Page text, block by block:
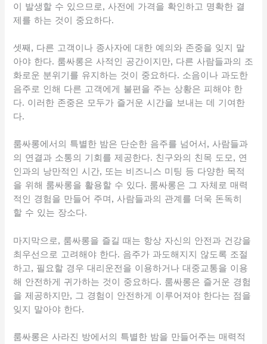
이 발생할 수 있으므로, 사전에 가격을 확인하고 명확한 결
제를 하는 것이 중요하다.
셋째, 다른 고객이나 종사자에 대한 예의와 존중을 잊지 말
아야 한다. 룸싸롱은 사적인 공간이지만, 다른 사람들과의 조
화로운 분위기를 유지하는 것이 중요하다. 소음이나 과도한
음주로 인해 다른 고객에게 불편을 주는 상황은 피해야 한
다. 이러한 존중은 모두가 즐거운 시간을 보내는 데 기여한
다.
룸싸롱에서의 특별한 밤은 단순한 음주를 넘어서, 사람들과
의 연결과 소통의 기회를 제공한다. 친구와의 친목 도모, 연
인과의 낭만적인 시간, 또는 비즈니스 미팅 등 다양한 목적
을 위해 룸싸롱을 활용할 수 있다. 룸싸롱은 그 자체로 매력
적인 경험을 만들어 주며, 사람들과의 관계를 더욱 돈독히
할 수 있는 장소다.
마지막으로, 룸싸롱을 즐길 때는 항상 자신의 안전과 건강을
최우선으로 고려해야 한다. 음주가 과도해지지 않도록 조절
하고, 필요할 경우 대리운전을 이용하거나 대중교통을 이용
해 안전하게 귀가하는 것이 중요하다. 룸싸롱은 즐거운 경험
을 제공하지만, 그 경험이 안전하게 이루어져야 한다는 점을
잊지 말아야 한다.
룸싸롱은 사라진 방에서의 특별한 밤을 만들어주는 매력적